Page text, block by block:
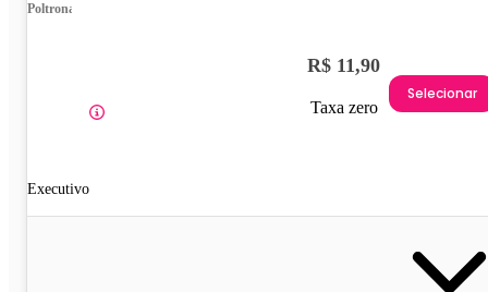
Poltrona
Executivo
R$ 11,90
Taxa zero
Selecionar